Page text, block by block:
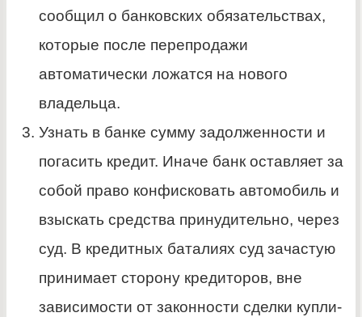
сообщил о банковских обязательствах,
которые после перепродажи
автоматически ложатся на нового
владельца.
Узнать в банке сумму задолженности и
погасить кредит. Иначе банк оставляет за
собой право конфисковать автомобиль и
взыскать средства принудительно, через
суд. В кредитных баталиях суд зачастую
принимает сторону кредиторов, вне
зависимости от законности сделки купли-